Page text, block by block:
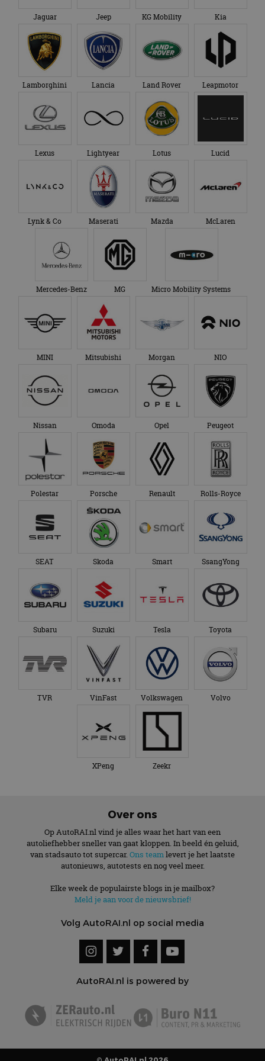
Jaguar Jeep KG Mobility Kia
Lamborghini Lancia Land Rover Leapmotor
Lexus Lightyear Lotus Lucid
Lynk & Co Maserati Mazda McLaren
Mercedes-Benz MG Micro Mobility Systems
MINI Mitsubishi Morgan NIO
Nissan Omoda Opel Peugeot
Polestar Porsche Renault Rolls-Royce
SEAT Skoda Smart SsangYong
Subaru Suzuki Tesla Toyota
TVR VinFast Volkswagen Volvo
XPeng Zeekr
Over ons
Op AutoRAI.nl vind je alles waar het hart van een
autoliefhebber sneller van gaat kloppen. In beeld én geluid,
van stadsauto tot supercar. Ons teamlevert je het laatste
autonieuws, autotests en nog veel meer.
Elke week de populairste blogs in je mailbox?
Meld je aan voor de nieuwsbrief!
Volg AutoRAI.nl op social media
AutoRAI.nl is powered by